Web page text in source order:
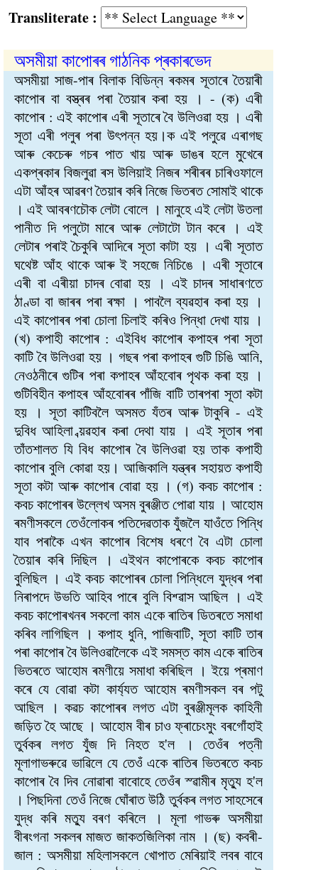
:
অসমীয়া কাপোৰৰ গাঠনিক প্ৰকাৰভেদ
অসমীয়া সাজ-পাৰ বিলাক বিডিন্ন ৰকমৰ সূতাৰে তৈয়াৰী
কাপোৰ বা বস্ত্ৰৰ পৰা তৈয়াৰ কৰা হয় । - (ক) এৰী
কাপোৰ : এই কাপোৰ এৰী সূতাৰে বৈ উলিওৱা হয় । এৰী
সূতা এৰী পলুৰ পৰা উৎপন্ন হয়।ক এই পলুৱে এৰাগছ
আৰু কেচেৰু গচৰ পাত খায় আৰু ডাঙৰ হলে মুখেৰে
একপ্ৰকাৰ বিজলুৱা ৰস উলিয়াই নিজৰ শৰীৰৰ চাৰিওফালে
এটা আঁহৰ আৱৰণ তৈয়াৰ কৰি নিজে ভিতৰত সোমাই থাকে
। এই আবৰণচৌক লেটা বোলে । মানুহে এই লেটা উতলা
পানীত দি পলুটো মাৰে আৰু লেটাটো টান কৰে । এই
লেটাৰ পৰাই চৈকুৰি আদিৰে সূতা কাটা হয় । এৰী সূতাত
ঘথেষ্ট আঁহ থাকে আৰু ই সহজে নিচিঙে । এৰী সূতাৰে
এৰী বা এৰীয়া চাদৰ বোৱা হয় । এই চাদৰ সাধাৰণতে
ঠাণ্ডা বা জাৰৰ পৰা ৰক্ষা । পাবলৈ ব্যৱহাৰ কৰা হয় ।
এই কাপোৰৰ পৰা চোলা চিলাই কৰিও পিন্ধা দেখা যায় ।
(খ) কপাহী কাপোৰ : এইবিধ কাপোৰ কপাহৰ পৰা সূতা
কাটি বৈ উলিওৱা হয় । গছৰ পৰা কপাহৰ গুটি চিঙি আনি,
নেওঠনীৰে গুটিৰ পৰা কপাহৰ আঁহবোৰ পৃথক কৰা হয় ।
গুটিবিহীন কপাহৰ আঁহবোৰৰ পাঁজি বাটি তাৰপৰা সূতা কটা
হয় । সূতা কাটিবলৈ অসমত যঁতৰ আৰু টাকুৰি - এই
দুবিধ আহিলা ব্য়ৱহাৰ কৰা দেথা যায় । এই সূতাৰ পৰা
তাঁতশালত যি বিধ কাপোৰ বৈ উলিওৱা হয় তাক কপাহী
কাপোৰ বুলি কোৱা হয়। আজিকালি যন্ত্ৰৰ সহায়ত কপাহী
সূতা কটা আৰু কাপোৰ বোৱা হয় । (গ) কবচ কাপোৰ :
কবচ কাপোৰৰ উল্লেখ অসম বুৰঞ্জীত পোৱা যায় । আহোম
ৰমণীসকলে তেওঁলোকৰ পতিদেৱতাক যুঁজলৈ যাওঁতে পিন্ধি
যাব পৰাকৈ এখন কাপোৰ বিশেষ ধৰণে বৈ এটা চোলা
তৈয়াৰ কৰি দিছিল । এইথন কাপোৰকে কবচ কাপোৰ
বুলিছিল । এই কবচ কাপোৰৰ চোলা পিন্ধিলে যুদ্ধৰ পৰা
নিৰাপদে উভতি আহিব পাৰে বুলি বিশ্ৱাস আছিল । এই
কবচ কাপোৰখনৰ সকলো কাম একে ৰাতিৰ ডিতৰতে সমাধা
কৰিব লাগিছিল । কপাহ ধুনি, পাজিবাটি, সূতা কাটি তাৰ
পৰা কাপোৰ বৈ উলিওৱালৈকে এই সমস্ত কাম একে ৰাতিৰ
ভিতৰতে আহোম ৰমণীয়ে সমাধা কৰিছিল । ইয়ে প্ৰমাণ
কৰে যে বোৱা কটা কাৰ্য্যত আহোম ৰমণীসকল বৰ পটু
আছিল । কৱচ কাপোৰৰ লগত এটা বুৰঞ্জীমূলক কাহিনী
জড়িত হৈ আছে । আহোম বীৰ চাও ফ্ৰাচেংমুং বৰগোঁহাই
তুৰ্বকৰ লগত যুঁজ দি নিহত হ'ল । তেওঁৰ পত্নী
মূলাগাভৰুৱে ভাৱিলে যে তেওঁ একে ৰাতিৰ ভিতৰতে কবচ
কাপোৰ বৈ দিব নোৱাৰা বাবোহে তেওঁৰ স্ৱামীৰ মৃত্যু হ'ল
। পিছদিনা তেওঁ নিজে ঘোঁৰাত উঠি তুৰ্বকৰ লগত সাহসেৰে
যুদ্ধ কৰি মত্যু বৰণ কৰিলে । মূলা গাভৰু অসমীয়া
বীৰংগনা সকলৰ মাজত জাকতজিলিকা নাম । (ছ) কবৰী-
জাল : অসমীয়া মহিলাসকলে খোপাত মেৰিয়াই লবৰ বাবে